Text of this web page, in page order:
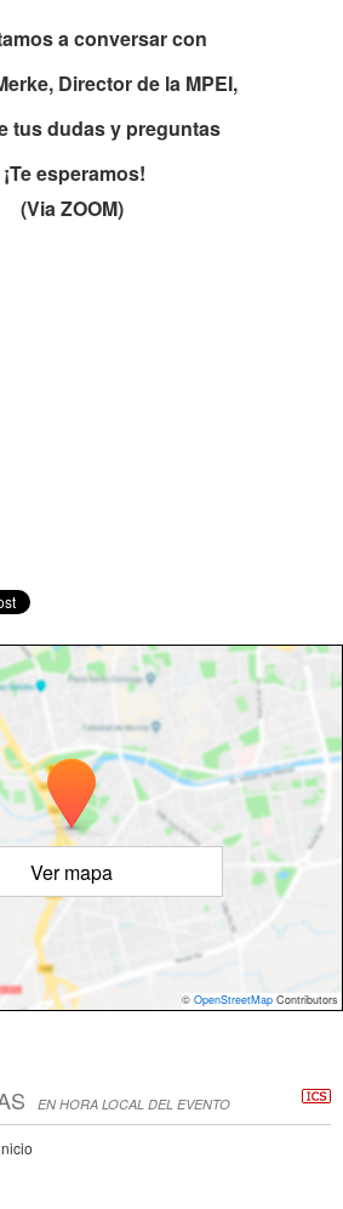
a conversar con
Director de la MPEI,
tus dudas y preguntas
¡Te esperamos!
(Via ZOOM)
Ver mapa
© OpenStreetMap Contributors
EN HORA LOCAL DEL EVENTO